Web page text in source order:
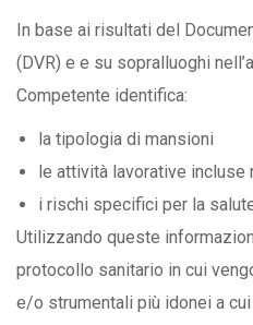
In base ai risultati del
(DVR) e e su sopralluoghi
Competente identifica:
la tipologia di mansioni
le attività lavorative incluse
i rischi specifici per la
Utilizzando queste
protocollo sanitario in cui
e/o strumentali più idonei a